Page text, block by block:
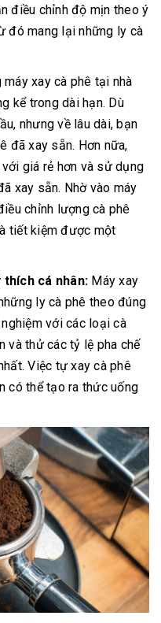
điều chỉnh độ mịn theo ý
đó mang lại những ly cà
xay cà phê tại nhà
kể trong dài hạn. Dù
nhưng về lâu dài, bạn
đã xay sẵn. Hơn nữa,
giá rẻ hơn và sử dụng
xay sẵn. Nhờ vào máy
chỉnh lượng cà phê
tiết kiệm được một
cá nhân: Máy xay
ly cà phê theo đúng
với các loại cà
và thử các tỷ lệ pha chế
Việc tự xay cà phê
có thể tạo ra thức uống